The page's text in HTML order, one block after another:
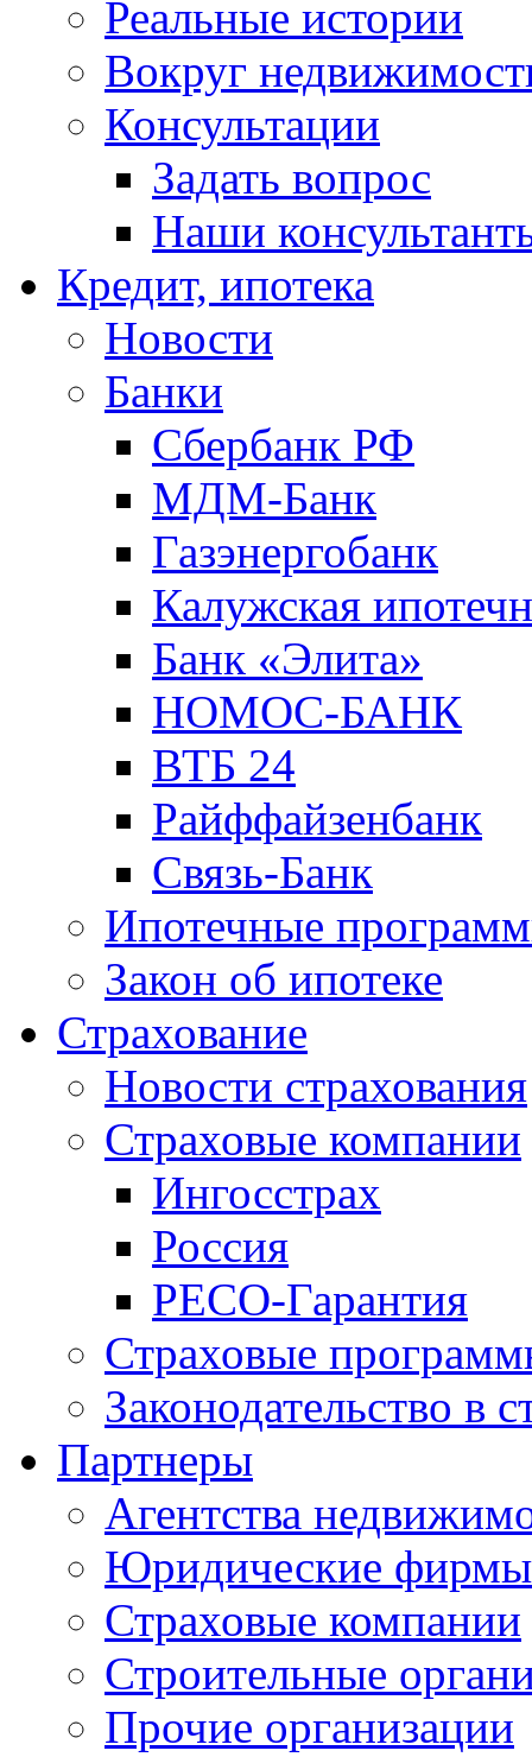
Реальные истории
Вокруг
Консультации
Задать вопрос
Наши
Кредит, ипотека
Новости
Банки
Сбербанк РФ
МДМ-Банк
Газэнергобанк
Калужская
Банк «Элита»
НОМОС-БАНК
ВТБ 24
Райффайзенбанк
Связь-Банк
Ипотечные
Закон об ипотеке
Страхование
Новости страхования
Страховые компании
Ингосстрах
Россия
РЕСО-Гарантия
Страховые
Законодательство в
Партнеры
Агентства
Юридические фирмы
Страховые компании
Строительные
Прочие организации